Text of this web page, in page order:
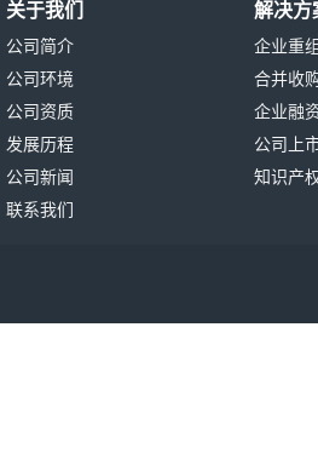
关于我们
公司简介
公司环境
公司资质
发展历程
公司新闻
联系我们
解决方
企业重组
合并收
企业融
公司上
知识产